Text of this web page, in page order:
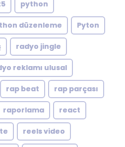
python
düzenleme Pyton
radyo jingle
reklamı ulusal
rap beat rap parçası
raporlama react
reels video